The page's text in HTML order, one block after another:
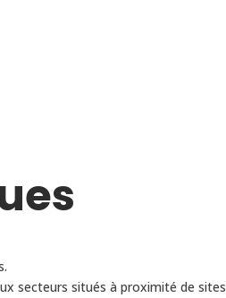
secteurs situés à proximité de sites